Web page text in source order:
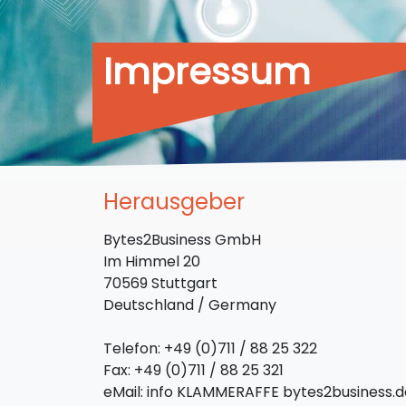
Impressum
Herausgeber
Bytes2Business GmbH
Im Himmel 20
70569 Stuttgart
Deutschland / Germany
Telefon: +49 (0)711 / 88 25 322
Fax: +49 (0)711 / 88 25 321
eMail: info KLAMMERAFFE